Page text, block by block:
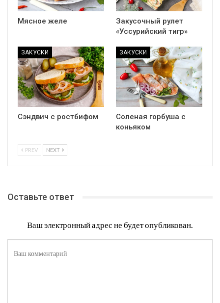
Мясное желе
Закусочный рулет
«Уссурийский тигр»
ЗАКУСКИ
Сэндвич с ростбифом
ЗАКУСКИ
Соленая горбуша с
коньяком
PREV NEXT
Оставьте ответ
Ваш электронный адрес не будет опубликован.